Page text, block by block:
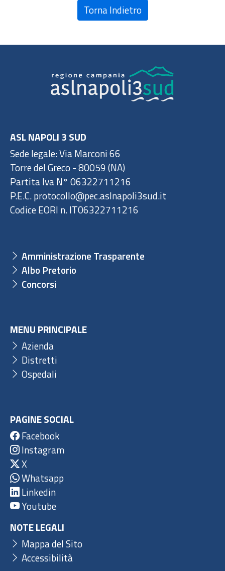
Torna Indietro
ASL NAPOLI 3 SUD
Sede legale: Via Marconi 66
Torre del Greco - 80059 (NA)
Partita Iva N° 06322711216
P.E.C. protocollo@pec.aslnapoli3sud.it
Codice EORI n. IT06322711216
Amministrazione Trasparente
Albo Pretorio
Concorsi
MENU PRINCIPALE
Azienda
Distretti
Ospedali
PAGINE SOCIAL
Facebook
Instagram
X
Whatsapp
Linkedin
Youtube
NOTE LEGALI
Mappa del Sito
Accessibilità